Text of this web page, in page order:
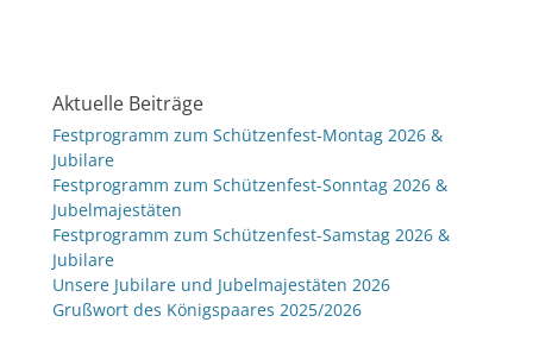
Aktuelle Beiträge
Festprogramm zum Schützenfest-Montag 2026 &
Jubilare
Festprogramm zum Schützenfest-Sonntag 2026 &
Jubelmajestäten
Festprogramm zum Schützenfest-Samstag 2026 &
Jubilare
Unsere Jubilare und Jubelmajestäten 2026
Grußwort des Königspaares 2025/2026